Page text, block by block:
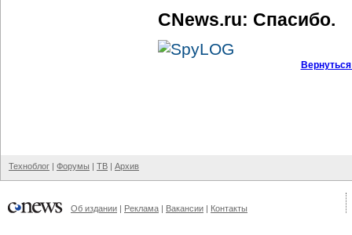
CNews.ru: Спасибо.
Техноблог | Форумы | ТВ | Архив
Об издании | Реклама | Вакансии | Контакты